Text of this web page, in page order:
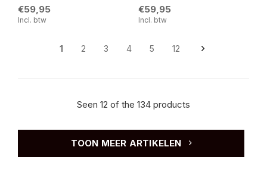
€59,95
Incl. btw
€59,95
Incl. btw
1 2 3 4 5 12
Seen 12 of the 134 products
TOON MEER ARTIKELEN